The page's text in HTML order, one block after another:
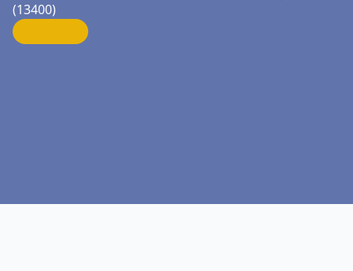
(13400)